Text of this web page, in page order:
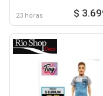
23 horas $